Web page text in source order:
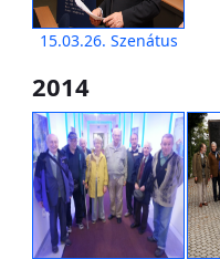
15.03.26. Szenátus
2014